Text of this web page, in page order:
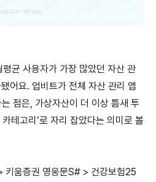
균 사용자가 가장 많았던 자산 관
어요. 업비트가 전체 자산 관리 앱
점은, 가상자산이 더 이상 틈새 투
테고리’로 자리 잡았다는 의미로 볼
키움증권 영웅문S# > 건강보험25